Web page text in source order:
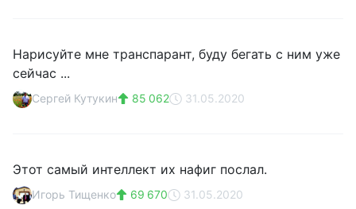
Нарисуйте мне транспарант, буду бегать с ним уже
сейчас ...
Сергей Кутукин 85 062 31.05.2020
Этот самый интеллект их нафиг послал.
Игорь Тищенко 69 670 31.05.2020